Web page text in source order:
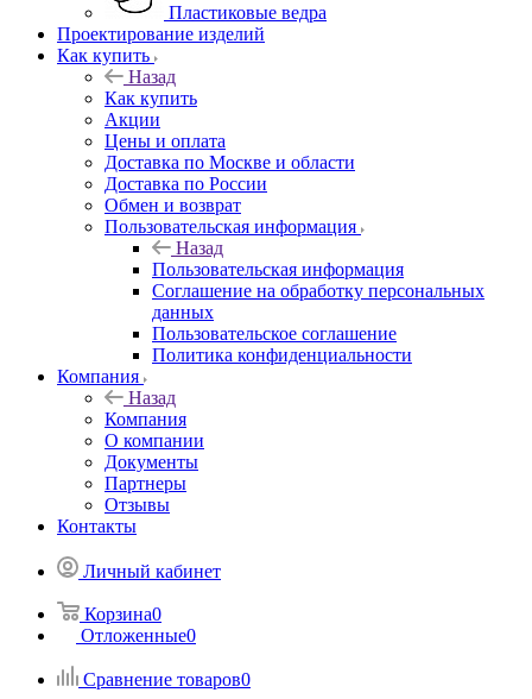
Пластиковые ведра
Проектирование изделий
Как купить
Назад
Как купить
Акции
Цены и оплата
Доставка по Москве и области
Доставка по России
Обмен и возврат
Пользовательская информация
Назад
Пользовательская информация
Соглашение на обработку персональных
данных
Пользовательское соглашение
Политика конфиденциальности
Компания
Назад
Компания
О компании
Документы
Партнеры
Отзывы
Контакты
Личный кабинет
Корзина0
Отложенные0
Сравнение товаров0